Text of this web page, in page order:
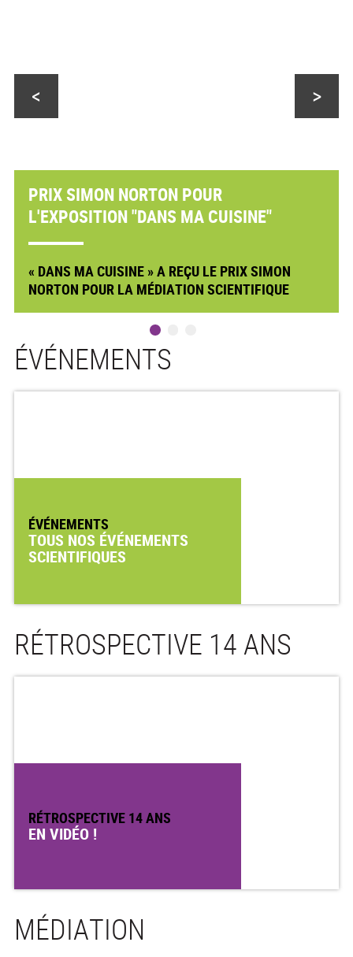
PRIX SIMON NORTON POUR
L'EXPOSITION "DANS MA CUISINE"
« DANS MA CUISINE » A REÇU LE PRIX SIMON
NORTON POUR LA MÉDIATION SCIENTIFIQUE
< >
ÉVÉNEMENTS
ÉVÉNEMENTS
TOUS NOS ÉVÉNEMENTS
SCIENTIFIQUES
RÉTROSPECTIVE 14 ANS
RÉTROSPECTIVE 14 ANS
EN VIDÉO !
MÉDIATION